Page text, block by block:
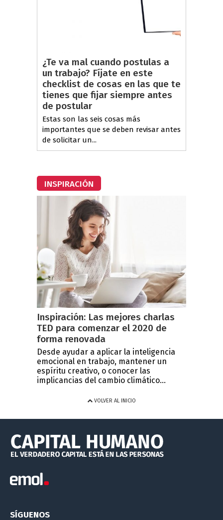
¿Te va mal cuando postulas a
un trabajo? Fíjate en este
checklist de cosas en las que te
tienes que fijar siempre antes
de postular
Estas son las seis cosas más
importantes que se deben revisar antes
de solicitar un...
INSPIRACIÓN
Inspiración: Las mejores charlas
TED para comenzar el 2020 de
forma renovada
Desde ayudar a aplicar la inteligencia
emocional en trabajo, mantener un
espíritu creativo, o conocer las
implicancias del cambio climático...
VOLVER AL INICIO
SÍGUENOS